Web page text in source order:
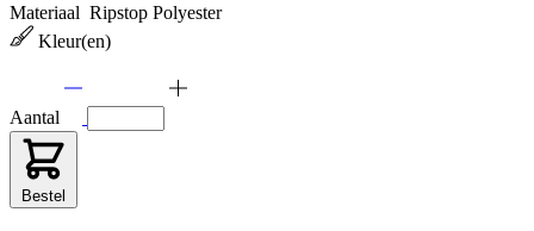
Materiaal Ripstop Polyester
Kleur(en)
Aantal
Bestel